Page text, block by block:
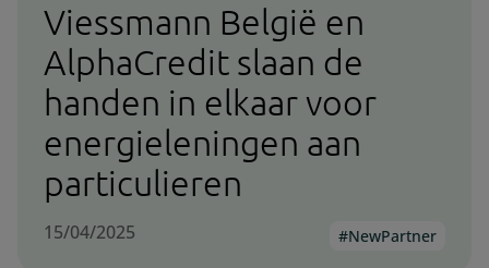
Viessmann België en
AlphaCredit slaan de
handen in elkaar voor
energieleningen aan
particulieren
15/04/2025 NewPartner